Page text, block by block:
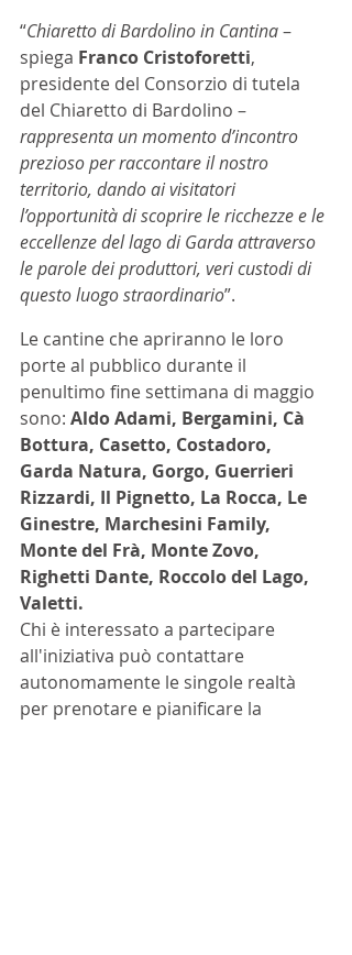
“Chiaretto di Bardolino in Cantina –
spiega Franco Cristoforetti,
presidente del Consorzio di tutela
del Chiaretto di Bardolino –
rappresenta un momento d’incontro
prezioso per raccontare il nostro
territorio, dando ai visitatori
l’opportunità di scoprire le ricchezze e le
eccellenze del lago di Garda attraverso
le parole dei produttori, veri custodi di
questo luogo straordinario”.
Le cantine che apriranno le loro
porte al pubblico durante il
penultimo fine settimana di maggio
sono: Aldo Adami, Bergamini, Cà
Bottura, Casetto, Costadoro,
Garda Natura, Gorgo, Guerrieri
Rizzardi, Il Pignetto, La Rocca, Le
Ginestre, Marchesini Family,
Monte del Frà, Monte Zovo,
Righetti Dante, Roccolo del Lago,
Valetti.
Chi è interessato a partecipare
all'iniziativa può contattare
autonomamente le singole realtà
per prenotare e pianificare la